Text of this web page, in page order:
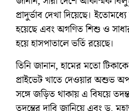
প্রাদুর্ভাব দেখা দিয়েছে।
হয়েছে এবং অগণিত শিশু ও
হয়ে হাসপাতালে ভর্তি রয়েছে।
তিনি জানান, হামের মতো টিকাকে
প্রাইভেট খাতে দেওয়ার অশুভ
সঙ্গে জড়িত থাকায় এ বিষয়ে